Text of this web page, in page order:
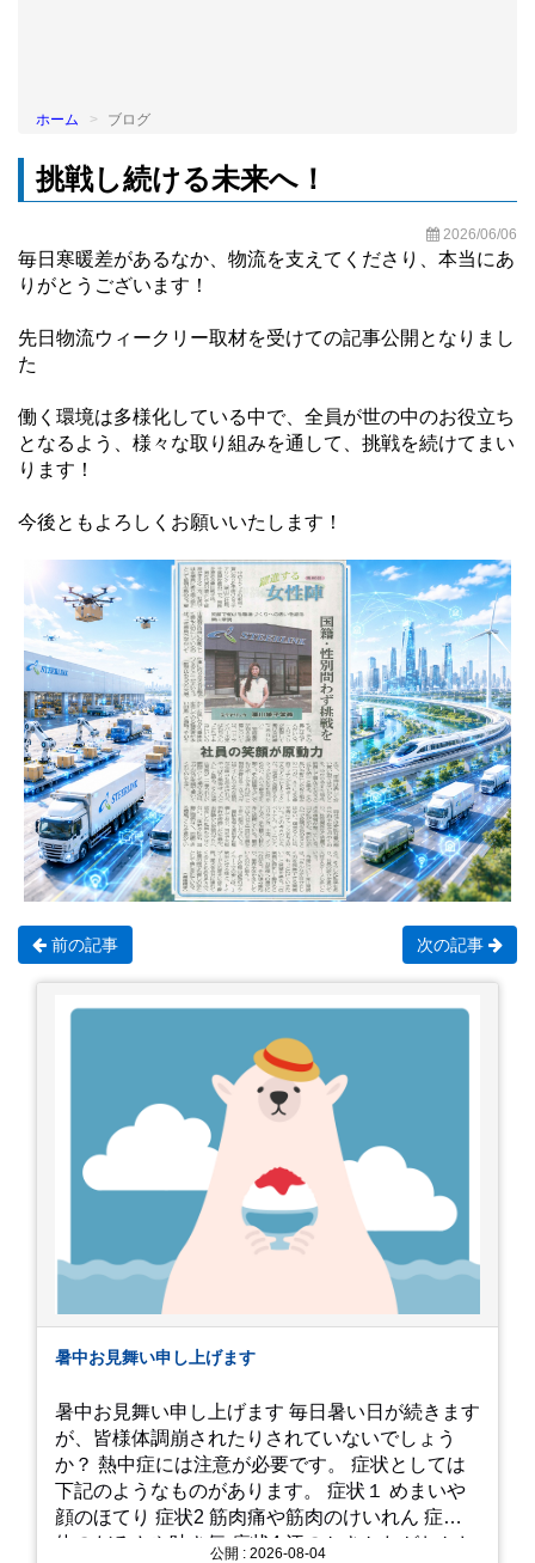
ホーム ブログ
挑戦し続ける未来へ！
2026/06/06
毎日寒暖差があるなか、物流を支えてくださり、本当にあ
りがとうございます！
先日物流ウィークリー取材を受けての記事公開となりまし
た
働く環境は多様化している中で、全員が世の中のお役立ち
となるよう、様々な取り組みを通して、挑戦を続けてまい
ります！
今後ともよろしくお願いいたします！
前の記事 次の記事
暑中お見舞い申し上げます
暑中お見舞い申し上げます 毎日暑い日が続きます
が、皆様体調崩されたりされていないでしょう
か？ 熱中症には注意が必要です。 症状としては
下記のようなものがあります。 症状１ めまいや
顔のほてり 症状2 筋肉痛や筋肉のけいれん 症状3
体のだるさや吐き気 症状4 汗のかきかたがおかし
公開 : 2026-08-04